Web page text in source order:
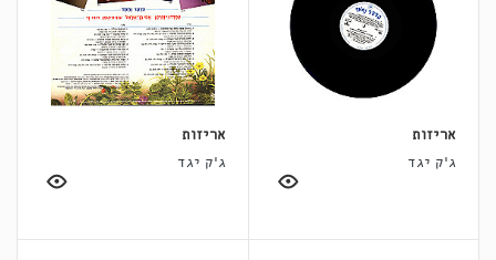
אריזות
ג'ק יגד
אריזות
ג'ק יגד